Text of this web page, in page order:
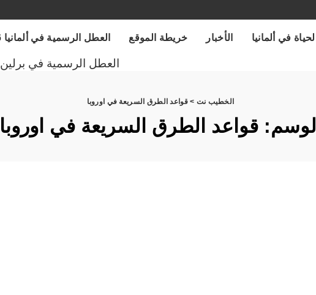
الحياة في ألمانيا الأخبار خريطة الموقع العطل الرسمية في ألمانيا 2026
العطل الرسمية في برلين
الخطيب نت >قواعد الطرق السريعة في اوروبا
الوسم:قواعد الطرق السريعة في اوروبا